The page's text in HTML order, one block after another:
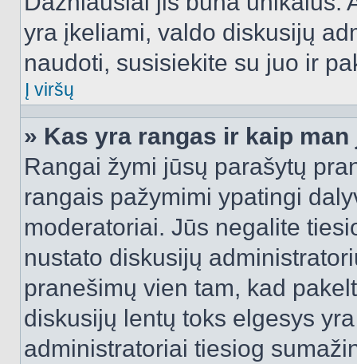
yra įkeliami, valdo diskusijų
naudoti, susisiekite su juo ir
Į viršų
» Kas yra rangas ir kaip
Rangai žymi jūsų parašytų
rangais pažymimi ypatingi
moderatoriai. Jūs negalite
nustato diskusijų
pranešimų vien tam, kad
diskusijų lentų toks elgesys
administratoriai tiesiog